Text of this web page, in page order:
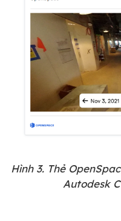
Hình 3. Thẻ
Autodesk